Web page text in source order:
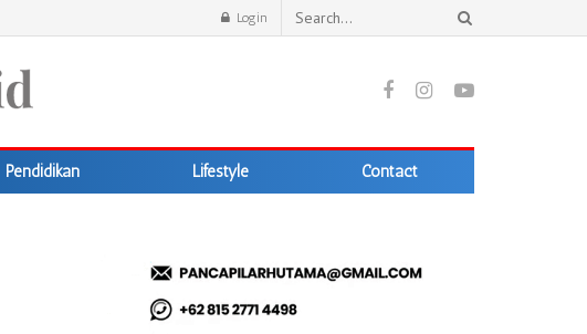
Login
Pendidikan Lifestyle Contact